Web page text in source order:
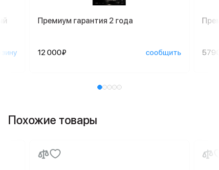
Премиум гарантия 2 года
12 000₽ сообщить
Похожие товары